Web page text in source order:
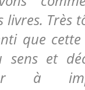
livres. Très
que
sens et
à